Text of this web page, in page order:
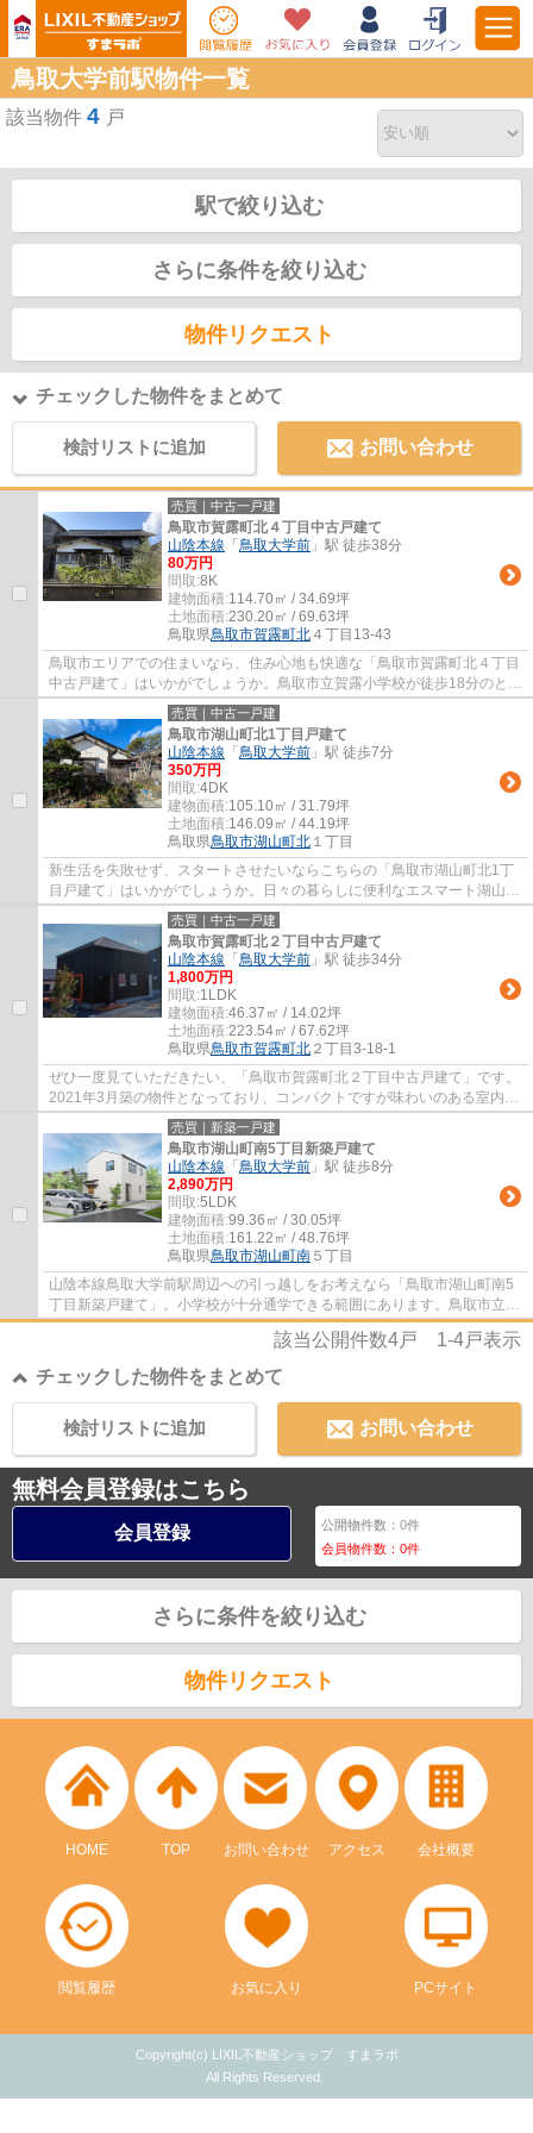
鳥取大学前駅物件一覧
該当物件 4 戸
駅で絞り込む
さらに条件を絞り込む
物件リクエスト
チェックした物件をまとめて
検討リストに追加 お問い合わせ
売買｜中古一戸建
鳥取市賀露町北４丁目中古戸建て
山陰本線 「鳥取大学前 」駅 徒歩38分
80万円
間取:8K
建物面積:114.70㎡ / 34.69坪
土地面積:230.20㎡ / 69.63坪
鳥取県鳥取市賀露町北 ４丁目13-43
鳥取市エリアでの住まいなら、住み心地も快適な「鳥取市賀露町北４丁目
中古戸建て」はいかがでしょうか。鳥取市立賀露小学校が徒歩18分のとこ
ろにあり、お子様の通学も便利です。一戸...
売買｜中古一戸建
鳥取市湖山町北1丁目戸建て
山陰本線 「鳥取大学前 」駅 徒歩7分
350万円
間取:4DK
建物面積:105.10㎡ / 31.79坪
土地面積:146.09㎡ / 44.19坪
鳥取県鳥取市湖山町北 １丁目
新生活を失敗せず、スタートさせたいならこちらの「鳥取市湖山町北1丁
目戸建て」はいかがでしょうか。日々の暮らしに便利なエスマート湖山店
(スーパー)が、物件から323mのところにあり...
売買｜中古一戸建
鳥取市賀露町北２丁目中古戸建て
山陰本線 「鳥取大学前 」駅 徒歩34分
1,800万円
間取:1LDK
建物面積:46.37㎡ / 14.02坪
土地面積:223.54㎡ / 67.62坪
鳥取県鳥取市賀露町北 ２丁目3-18-1
ぜひ一度見ていただきたい、「鳥取市賀露町北２丁目中古戸建て」です。
2021年3月築の物件となっており、コンパクトですが味わいのある室内が
魅力となっています。当社では、鳥取市エリ...
売買｜新築一戸建
鳥取市湖山町南5丁目新築戸建て
山陰本線 「鳥取大学前 」駅 徒歩8分
2,890万円
間取:5LDK
建物面積:99.36㎡ / 30.05坪
土地面積:161.22㎡ / 48.76坪
鳥取県鳥取市湖山町南 ５丁目
山陰本線鳥取大学前駅周辺への引っ越しをお考えなら「鳥取市湖山町南5
丁目新築戸建て」。小学校が十分通学できる範囲にあります。鳥取市立湖
山小学校が徒歩13分です。こちらはTVインタ...
該当公開件数4戸 1-4戸表示
チェックした物件をまとめて
お問い合わせ
検討リストに追加
無料会員登録はこちら
会員登録 公開物件数：0件
会員物件数：0件
さらに条件を絞り込む
物件リクエスト
HOME TOP お問い合わせ アクセス 会社概要
閲覧履歴 お気に入り PCサイト
Copyright(c) LIXIL不動産ショップ すまラボ
All Rights Reserved.